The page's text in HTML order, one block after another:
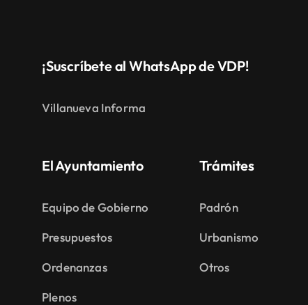
¡Suscríbete al WhatsApp de VDP!
Villanueva Informa
El Ayuntamiento
Equipo de Gobierno
Presupuestos
Ordenanzas
Plenos
Trámites
Padrón
Urbanismo
Otros